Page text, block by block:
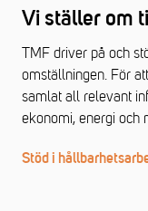
Vi ställer om
TMF driver på och
omställningen. För
samlat all relevant
ekonomi, energi och
Stöd i